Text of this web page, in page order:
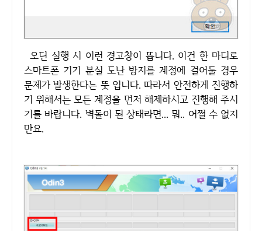
오딘 실행 시 이런 경고창이 뜹니다. 이건 한 마디로
스마트폰 기기 분실 도난 방지를 계정에 걸어둘 경우
문제가 발생한다는 뜻 입니다. 따라서 안전하게 진행하
기 위해서는 모든 계정을 먼저 해제하시고 진행해 주시
기를 바랍니다. 벽돌이 된 상태라면... 뭐.. 어쩔 수 없지
만요.